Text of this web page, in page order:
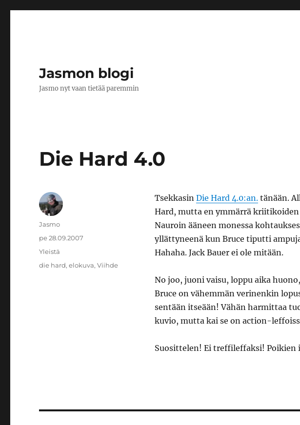
Jasmon blogi
Jasmo nyt vaan tietää paremmin
Die Hard 4.0
Tsekkasin Die Hard 4.0:an.tänään.
Hard, mutta en ymmärrä
Nauroin ääneen monessa
yllättyneenä kun Bruce tiputti
Hahaha. Jack Bauer ei ole mitään.
No joo, juoni vaisu, loppu aika
Bruce on vähemmän verinenkin
sentään itseään! Vähän harmittaa
kuvio, mutta kai se on action-
Suosittelen! Ei treffileffaksi! Poikien
Kirjoittaja
Jasmo
Julkaistu
pe 28.09.2007
Kategoriat
Yleistä
Avainsanat
die hard,elokuva,Viihde